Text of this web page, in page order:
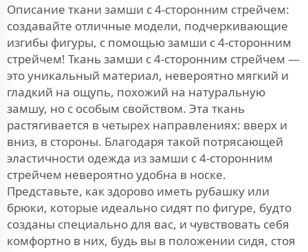
Описание ткани замши с 4-сторонним стрейчем:
создавайте отличные модели, подчеркивающие
изгибы фигуры, с помощью замши с 4-сторонним
стрейчем! Ткань замши с 4-сторонним стрейчем —
это уникальный материал, невероятно мягкий и
гладкий на ощупь, похожий на натуральную
замшу, но с особым свойством. Эта ткань
растягивается в четырех направлениях: вверх и
вниз, в стороны. Благодаря такой потрясающей
эластичности одежда из замши с 4-сторонним
стрейчем невероятно удобна в носке.
Представьте, как здорово иметь рубашку или
брюки, которые идеально сидят по фигуре, будто
созданы специально для вас, и чувствовать себя
комфортно в них, будь вы в положении сидя, стоя